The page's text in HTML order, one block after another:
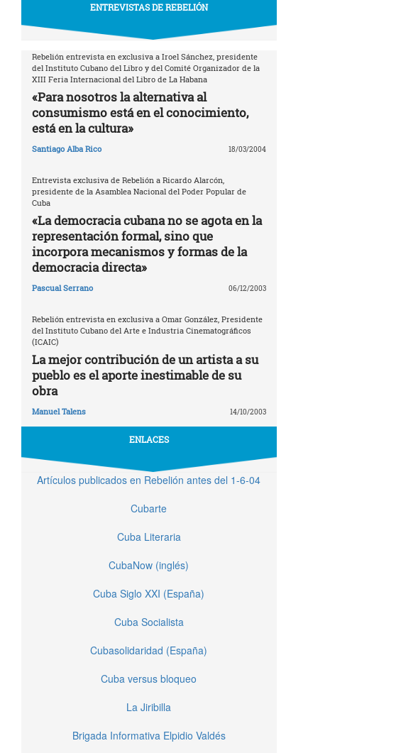
ENTREVISTAS DE REBELIÓN
Rebelión entrevista en exclusiva a Iroel Sánchez, presidente
del Instituto Cubano del Libro y del Comité Organizador de la
XIII Feria Internacional del Libro de La Habana
«Para nosotros la alternativa al
consumismo está en el conocimiento,
está en la cultura»
Santiago Alba Rico 18/03/2004
Entrevista exclusiva de Rebelión a Ricardo Alarcón,
presidente de la Asamblea Nacional del Poder Popular de
Cuba
«La democracia cubana no se agota en la
representación formal, sino que
incorpora mecanismos y formas de la
democracia directa»
Pascual Serrano 06/12/2003
Rebelión entrevista en exclusiva a Omar González, Presidente
del Instituto Cubano del Arte e Industria Cinematográficos
(ICAIC)
La mejor contribución de un artista a su
pueblo es el aporte inestimable de su
obra
Manuel Talens 14/10/2003
ENLACES
Artículos publicados en Rebelión antes del 1-6-04
Cubarte
Cuba Literaria
CubaNow (inglés)
Cuba Siglo XXI (España)
Cuba Socialista
Cubasolidaridad (España)
Cuba versus bloqueo
La Jiribilla
Brigada Informativa Elpidio Valdés